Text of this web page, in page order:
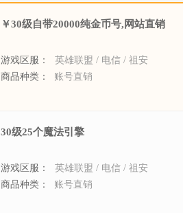
￥30级自带20000纯金币号,网站直销
游戏区服：
英雄联盟 / 电信 / 祖安
商品种类：
账号直销
30级25个魔法引擎
游戏区服：
英雄联盟 / 电信 / 祖安
商品种类：
账号直销